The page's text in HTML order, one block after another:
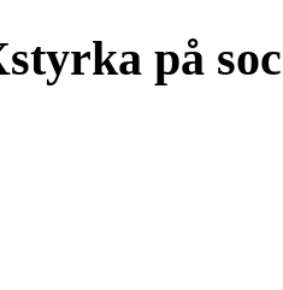
på